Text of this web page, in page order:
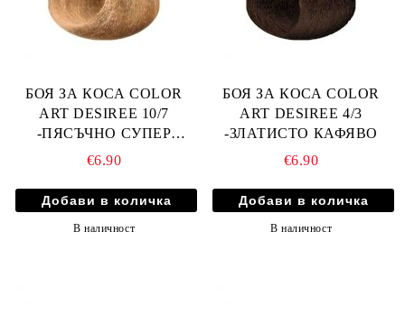
БОЯ ЗА КОСА COLOR
ART DESIREE 10/7
-ПЯСЪЧНО СУПЕР
СВЕТЛО РУС
€6.90
В наличност
БОЯ ЗА КОСА COLOR
ART DESIREE 4/3
-ЗЛАТИСТО КАФЯВО
€6.90
В наличност